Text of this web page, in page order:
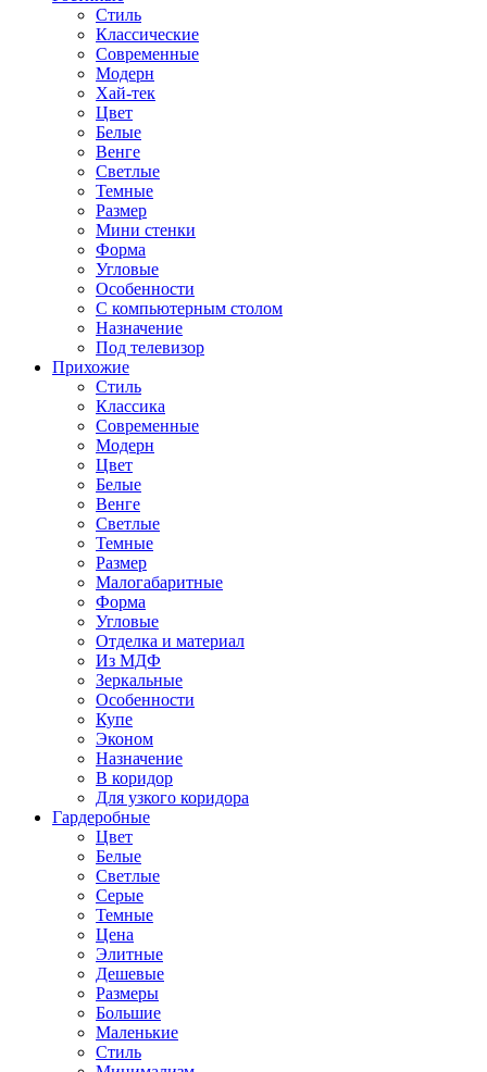
Стиль
Классические
Современные
Модерн
Хай-тек
Цвет
Белые
Венге
Светлые
Темные
Размер
Мини стенки
Форма
Угловые
Особенности
С компьютерным столом
Назначение
Под телевизор
Прихожие
Стиль
Классика
Современные
Модерн
Цвет
Белые
Венге
Светлые
Темные
Размер
Малогабаритные
Форма
Угловые
Отделка и материал
Из МДФ
Зеркальные
Особенности
Купе
Эконом
Назначение
В коридор
Для узкого коридора
Гардеробные
Цвет
Белые
Светлые
Серые
Темные
Цена
Элитные
Дешевые
Размеры
Большие
Маленькие
Стиль